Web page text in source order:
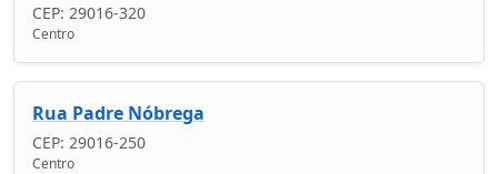
CEP: 29016-320
Centro
Rua Padre Nóbrega
CEP: 29016-250
Centro